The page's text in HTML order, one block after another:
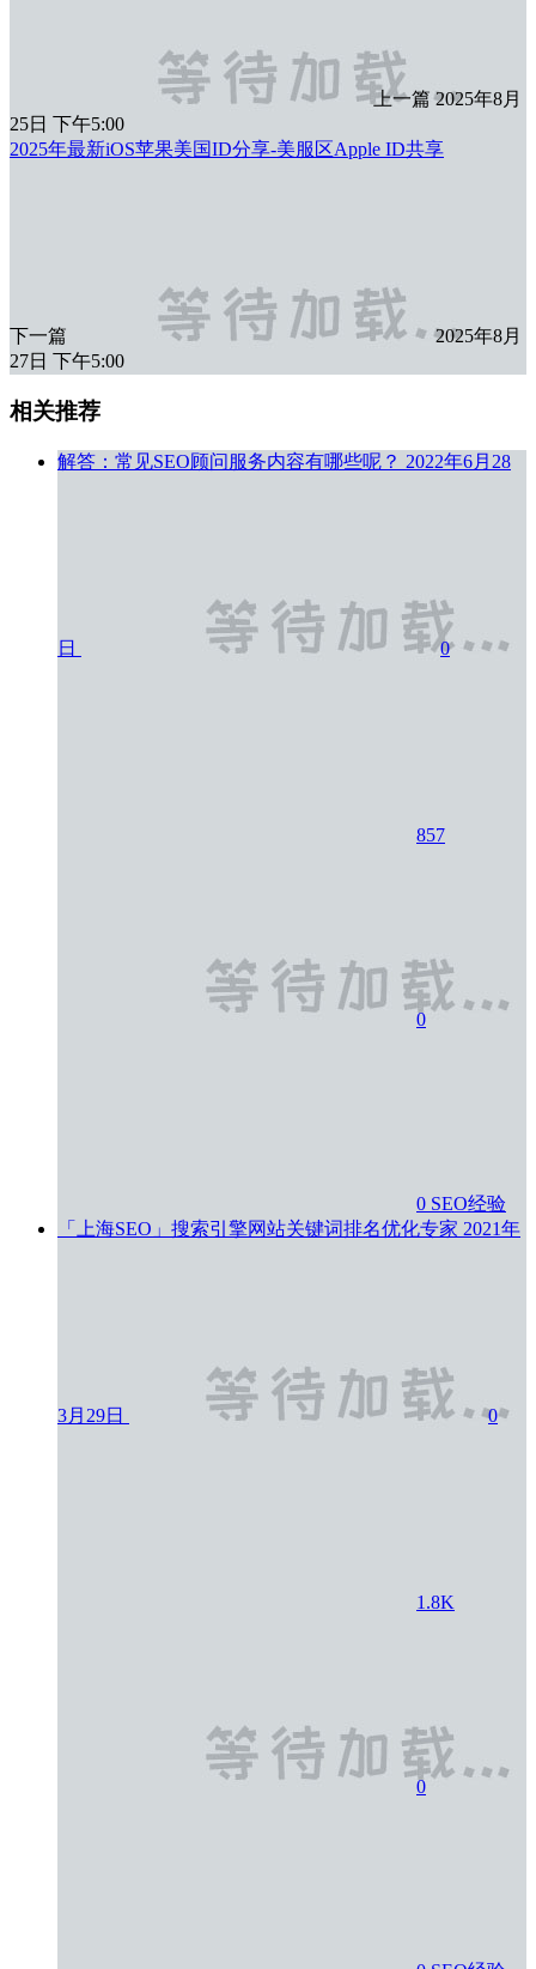
上一篇 2025年8月
25日 下午5:00
2025年最新iOS苹果美国ID分享-美服区Apple ID共享
下一篇
2025年8月
27日 下午5:00
相关推荐
解答：常见SEO顾问服务内容有哪些呢？ 2022年6月28
日 0
857
0
0 SEO经验
「上海SEO」搜索引擎网站关键词排名优化专家 2021年
3月29日 0
1.8K
0